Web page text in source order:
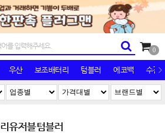
0
우산 보조배터리 텀블러 에코백 수건/
리유저블텀블러